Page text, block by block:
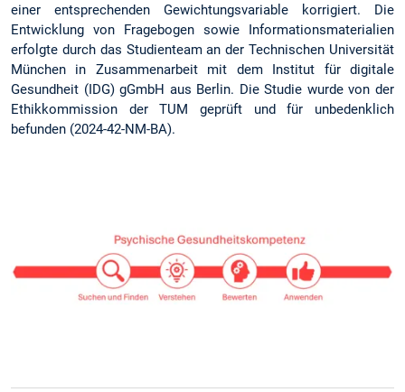
einer entsprechenden Gewichtungsvariable korrigiert. Die
Entwicklung von Fragebogen sowie Informationsmaterialien
erfolgte durch das Studienteam an der Technischen Universität
München in Zusammenarbeit mit dem Institut für digitale
Gesundheit (IDG) gGmbH aus Berlin. Die Studie wurde von der
Ethikkommission der TUM geprüft und für unbedenklich
befunden (2024-42-NM-BA).